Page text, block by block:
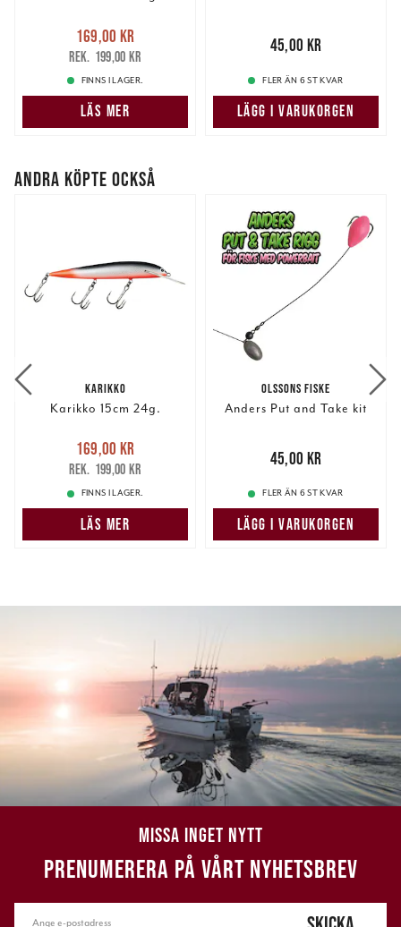
Nuvarande pris
169,00 krTidigare pris
199,00 kr
169,00 kr
199,00 kr
FINNS I LAGER.
LÄS MER
45,00 kr
45,00 kr
FLER ÄN 6 ST KVAR
LÄGG I VARUKORGEN
ANDRA KÖPTE OCKSÅ
KARIKKO
Karikko 15cm 24g.
Nuvarande pris
169,00 krTidigare pris
199,00 kr
169,00 kr
199,00 kr
FINNS I LAGER.
LÄS MER
OLSSONS FISKE
Anders Put and Take kit
45,00 kr
45,00 kr
FLER ÄN 6 ST KVAR
LÄGG I VARUKORGEN
MISSA INGET NYTT
PRENUMERERA PÅ VÅRT NYHETSBREV